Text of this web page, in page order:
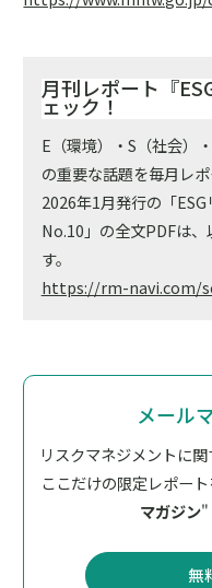
月刊レポート『
ェック！
E（環境）・S（社会）
の重要な話題を毎月レ
2026年1月発行の「
No.10」の全文PDFは
す。
https://rm-navi.com/
メール
リスクマネジメントに
ここだけの限定レポート
マガジン"
無